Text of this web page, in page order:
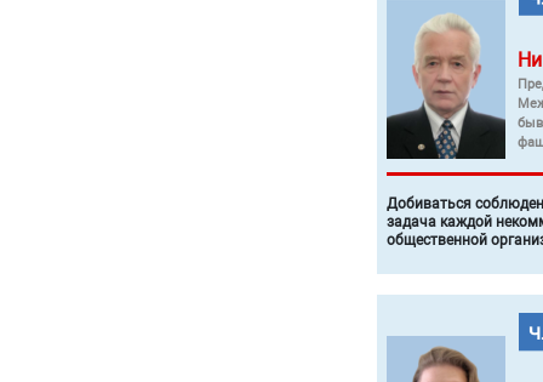
Добиваться
задача каждой
общественной